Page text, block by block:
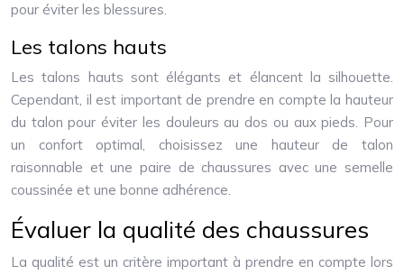
pour éviter les blessures.
Les talons hauts
Les talons hauts sont élégants et élancent la silhouette.
Cependant, il est important de prendre en compte la hauteur
du talon pour éviter les douleurs au dos ou aux pieds. Pour
un confort optimal, choisissez une hauteur de talon
raisonnable et une paire de chaussures avec une semelle
coussinée et une bonne adhérence.
Évaluer la qualité des chaussures
La qualité est un critère important à prendre en compte lors